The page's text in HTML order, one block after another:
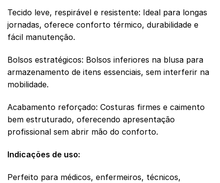
Tecido leve, respirável e resistente: Ideal para longas
jornadas, oferece conforto térmico, durabilidade e
fácil manutenção.
Bolsos estratégicos: Bolsos inferiores na blusa para
armazenamento de itens essenciais, sem interferir na
mobilidade.
Acabamento reforçado: Costuras firmes e caimento
bem estruturado, oferecendo apresentação
profissional sem abrir mão do conforto.
Indicações de uso:
Perfeito para médicos, enfermeiros, técnicos,